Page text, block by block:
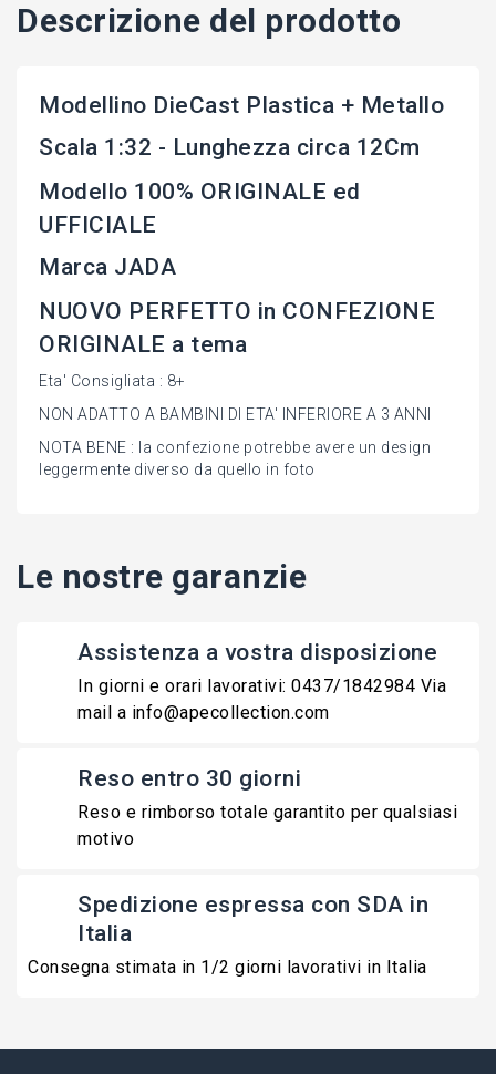
Descrizione del prodotto
Modellino DieCast Plastica + Metallo
Scala 1:32 - Lunghezza circa 12Cm
Modello 100% ORIGINALE ed
UFFICIALE
Marca JADA
NUOVO PERFETTO in CONFEZIONE
ORIGINALE a tema
Eta' Consigliata : 8+
NON ADATTO A BAMBINI DI ETA' INFERIORE A 3 ANNI
NOTA BENE : la confezione potrebbe avere un design
leggermente diverso da quello in foto
Le nostre garanzie
Assistenza a vostra disposizione
In giorni e orari lavorativi: 0437/1842984 Via
mail a info@apecollection.com
Reso entro 30 giorni
Reso e rimborso totale garantito per qualsiasi
motivo
Spedizione espressa con SDA in
Italia
Consegna stimata in 1/2 giorni lavorativi in Italia